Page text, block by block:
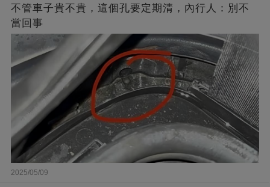
不管車子貴不貴，這個孔要定期清，內行人：別不
當回事
2025/05/09